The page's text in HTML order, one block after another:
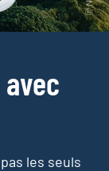
les seuls